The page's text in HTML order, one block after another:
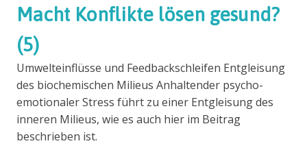
Macht Konflikte lösen gesund?
(5)
Umwelteinflüsse und Feedbackschleifen Entgleisung
des biochemischen Milieus Anhaltender psycho-
emotionaler Stress führt zu einer Entgleisung des
inneren Milieus, wie es auch hier im Beitrag
beschrieben ist.